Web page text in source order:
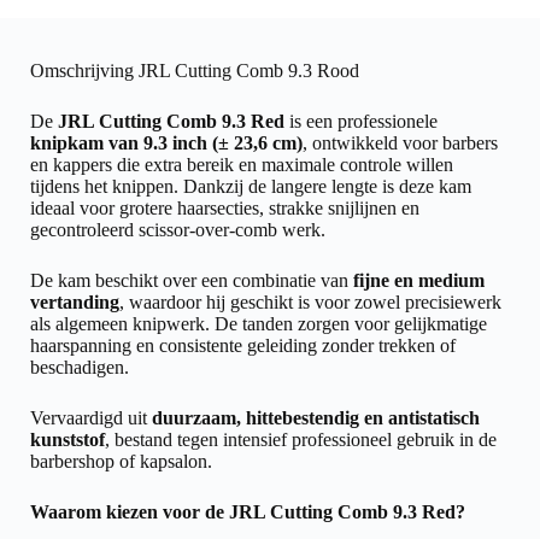
Omschrijving JRL Cutting Comb 9.3 Rood
De JRL Cutting Comb 9.3 Red is een professionele
knipkam van 9.3 inch (± 23,6 cm), ontwikkeld voor barbers
en kappers die extra bereik en maximale controle willen
tijdens het knippen. Dankzij de langere lengte is deze kam
ideaal voor grotere haarsecties, strakke snijlijnen en
gecontroleerd scissor-over-comb werk.
De kam beschikt over een combinatie van fijne en medium
vertanding, waardoor hij geschikt is voor zowel precisiewerk
als algemeen knipwerk. De tanden zorgen voor gelijkmatige
haarspanning en consistente geleiding zonder trekken of
beschadigen.
Vervaardigd uit duurzaam, hittebestendig en antistatisch
kunststof, bestand tegen intensief professioneel gebruik in de
barbershop of kapsalon.
Waarom kiezen voor de JRL Cutting Comb 9.3 Red?